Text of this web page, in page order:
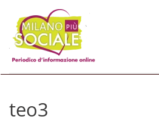
Skip to main content
teo3